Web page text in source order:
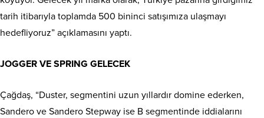
tarih itibarıyla toplamda 500 bininci satışımıza ulaşmayı
hedefliyoruz” açıklamasını yaptı.
JOGGER VE SPRING GELECEK
Çağdaş, “Duster, segmentini uzun yıllardır domine ederken,
Sandero ve Sandero Stepway ise B segmentinde iddialarını